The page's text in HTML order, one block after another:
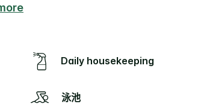
Daily housekeeping
泳池